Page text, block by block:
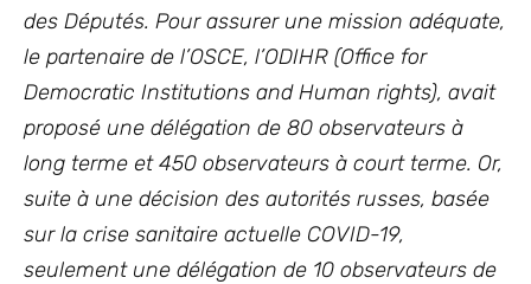
des Députés. Pour assurer une mission adéquate,
le partenaire de l’OSCE, l’ODIHR (Office for
Democratic Institutions and Human rights), avait
proposé une délégation de 80 observateurs à
long terme et 450 observateurs à court terme. Or,
suite à une décision des autorités russes, basée
sur la crise sanitaire actuelle COVID-19,
seulement une délégation de 10 observateurs de